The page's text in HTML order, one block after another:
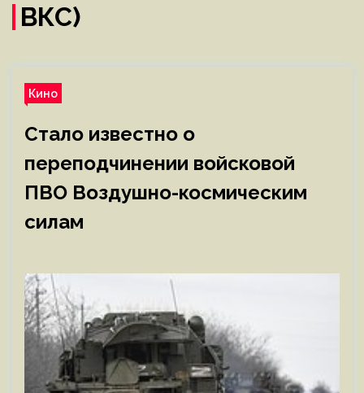
ВКС)
Кино
Стало известно о
переподчинении войсковой
ПВО Воздушно-космическим
силам